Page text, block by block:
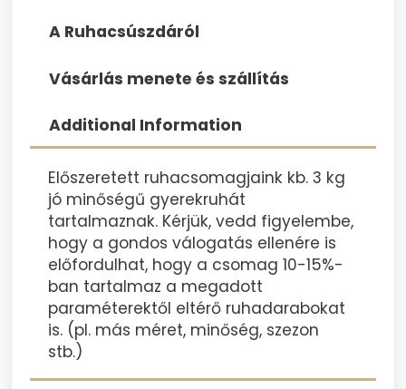
A Ruhacsúszdáról
Vásárlás menete és szállítás
Additional Information
Előszeretett ruhacsomagjaink kb. 3 kg
jó minőségű gyerekruhát
tartalmaznak. Kérjük, vedd figyelembe,
hogy a gondos válogatás ellenére is
előfordulhat, hogy a csomag 10-15%-
ban tartalmaz a megadott
paraméterektől eltérő ruhadarabokat
is. (pl. más méret, minőség, szezon
stb.)